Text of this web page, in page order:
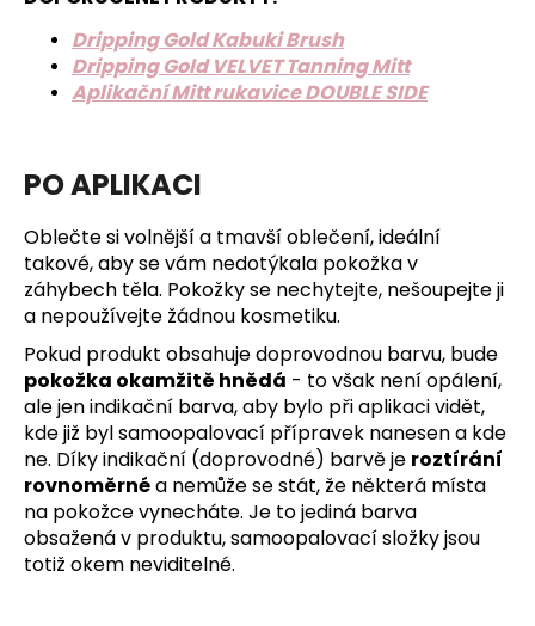
Dripping Gold Kabuki Brush
Dripping Gold VELVET Tanning Mitt
Aplikační Mitt rukavice DOUBLE SIDE
PO APLIKACI
Oblečte si volnější a tmavší oblečení, ideální
takové, aby se vám nedotýkala pokožka v
záhybech těla. Pokožky se nechytejte, nešoupejte ji
a nepoužívejte žádnou kosmetiku.
Pokud produkt obsahuje doprovodnou barvu, bude
pokožka okamžitě hnědá - to však není opálení,
ale jen indikační barva, aby bylo při aplikaci vidět,
kde již byl samoopalovací přípravek nanesen a kde
ne. Díky indikační (doprovodné) barvě je roztírání
rovnoměrnéa nemůže se stát, že některá místa
na pokožce vynecháte. Je to jediná barva
obsažená v produktu, samoopalovací složky jsou
totiž okem neviditelné.